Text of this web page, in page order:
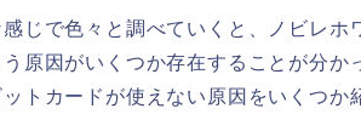
じで色々と調べていくと、ノビレ
原因がいくつか存在することが分か
トカードが使えない原因をいくつか